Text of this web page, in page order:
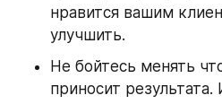
нравится вашим
улучшить.
Не бойтесь менять
приносит